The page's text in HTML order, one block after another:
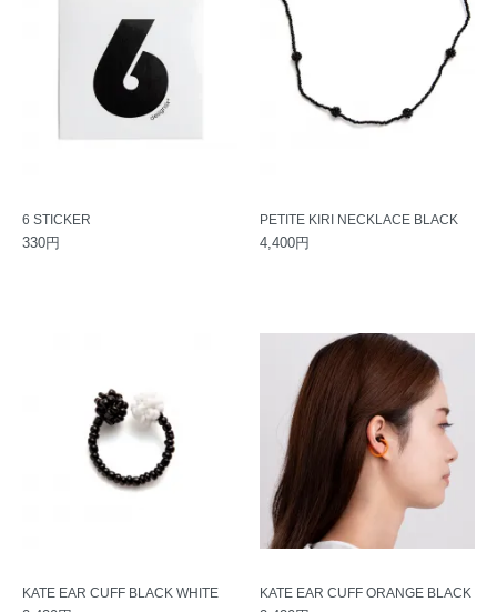
6 STICKER
330円
PETITE KIRI NECKLACE BLACK
4,400円
KATE EAR CUFF BLACK WHITE KATE EAR CUFF ORANGE BLACK